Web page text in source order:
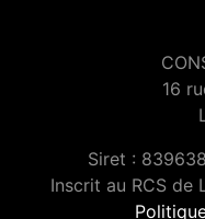
16
Siret :
Inscrit au RCS de